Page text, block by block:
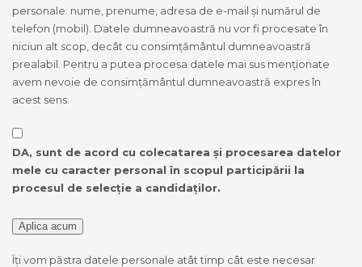
personale: nume, prenume, adresa de e-mail și numărul de
telefon (mobil). Datele dumneavoastră nu vor fi procesate în
niciun alt scop, decât cu consimțământul dumneavoastră
prealabil. Pentru a putea procesa datele mai sus menționate
avem nevoie de consimțământul dumneavoastră expres în
acest sens.
DA, sunt de acord cu colecatarea și procesarea datelor
mele cu caracter personal în scopul participării la
procesul de selecție a candidaților.
Îți vom păstra datele personale atât timp cât este necesar